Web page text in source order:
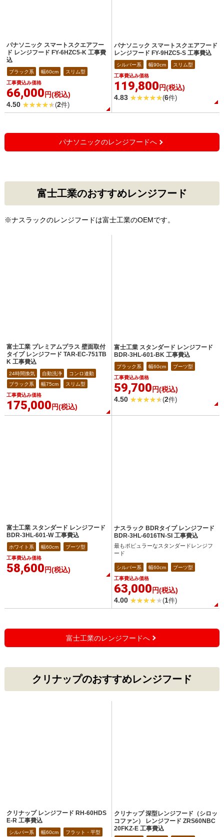
パナソニック スマートスクエアフー
ド レンジフード FY-6HZC5-K 工事費
込
ブラック系 幅60cm
スリム型
工事費込み価格
66,000 円(税込)
4.50
(2件)
パナソニック スマートスクエアフード
レンジフード FY-9HZC5-S 工事費込
シルバー系 幅90cm
スリム型
工事費込み価格
119,800 円(税込)
4.83
(6件)
パナソニックのレンジフードへ
富士工業のおすすめレンジフード
※ナスラックのレンジフードは富士工業のOEMです。
富士工業 プレミアムプラス 壁面取付
タイプ レンジフード TAR-EC-751TB
K 工事費込
24時間換気 自動洗浄
コンロ連動
ブラック系
幅75cm
スリム型
工事費込み価格
175,000 円(税込)
富士工業 スタンダード レンジフード
BDR-3HL-601-BK 工事費込
ブラック系 幅60cm
ブーツ型
工事費込み価格
59,700 円(税込)
4.50
(2件)
富士工業 スタンダード レンジフード
BDR-3HL-601-W 工事費込
ホワイト系 幅60cm
ブーツ型
工事費込み価格
58,600 円(税込)
ナスラック BDRタイプ レンジフード
BDR-3HL-6016TN-SI 工事費込
最もポピュラーなスタンダードレンジフ
ード
シルバー系 幅60cm
ブーツ型
工事費込み価格
63,000 円(税込)
4.00
(1件)
富士工業のレンジフードへ
クリナップのおすすめレンジフード
クリナップ レンジフード RH-60HDS
E-R 工事費込
シルバー系 幅60cm
フラット・平型
クリナップ 深型レンジフード（シロッ
コファン） レンジフード ZRS60NBC
20FKZ-E 工事費込